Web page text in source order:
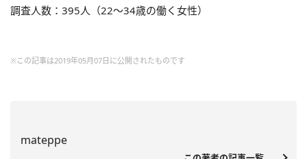
調査人数：395人（22～34歳の働く女性）
※この記事は2019年05月07日に公開されたものです
mateppe